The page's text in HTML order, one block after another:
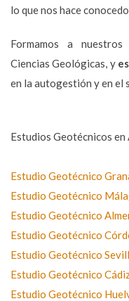
lo que nos hace
Formamos a
Ciencias Geológicas, y
en la autogestión y en el
Estudios Geotécnicos en
Estudio Geotécnico
Estudio Geotécnico
Estudio Geotécnico
Estudio Geotécnico
Estudio Geotécnico
Estudio Geotécnico
Estudio Geotécnico